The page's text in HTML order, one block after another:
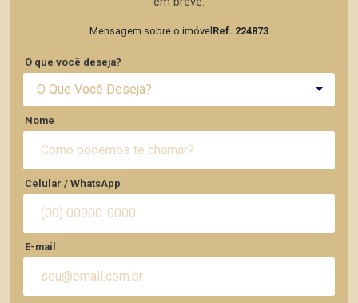
Mensagem sobre o imóvel Ref. 224873
O que você deseja?
O Que Você Deseja?
Nome
Celular / WhatsApp
E-mail